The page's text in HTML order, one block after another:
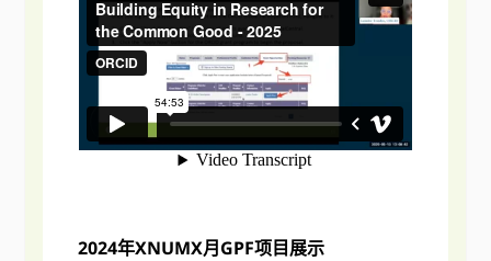
2024年XNUMX月GPF项目展示